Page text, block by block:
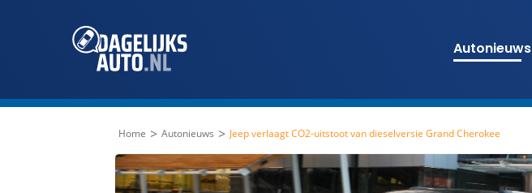
Autonieuws
Home > Autonieuws > Jeep verlaagt CO2-uitstoot van dieselversie Grand Cherokee